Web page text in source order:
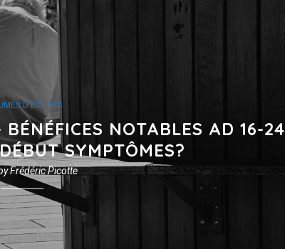
D'ÉTUDES
NOTABLES AD 16-24
SYMPTÔMES?
Frédéric Picotte